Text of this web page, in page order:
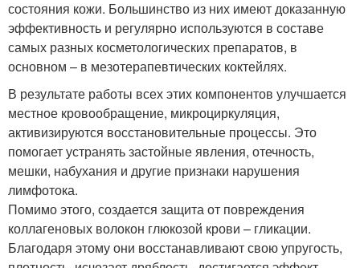
состояния кожи. Большинство из них имеют доказанную
эффективность и регулярно используются в составе
самых разных косметологических препаратов, в
основном – в мезотерапевтических коктейлях.
В результате работы всех этих компонентов улучшается
местное кровообращение, микроциркуляция,
активизируются восстановительные процессы. Это
помогает устранять застойные явления, отечность,
мешки, набухания и другие признаки нарушения
лимфотока.
Помимо этого, создается защита от повреждения
коллагеновых волокон глюкозой крови – гликации.
Благодаря этому они восстанавливают свою упругость,